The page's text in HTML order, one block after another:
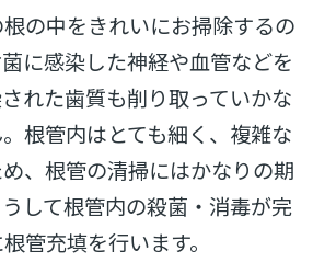
の中をきれいにお掃除するの
に感染した神経や血管などを
れた歯質も削り取っていかな
根管内はとても細く、複雑な
、根管の清掃にはかなりの期
して根管内の殺菌・消毒が完
管充填を行います。